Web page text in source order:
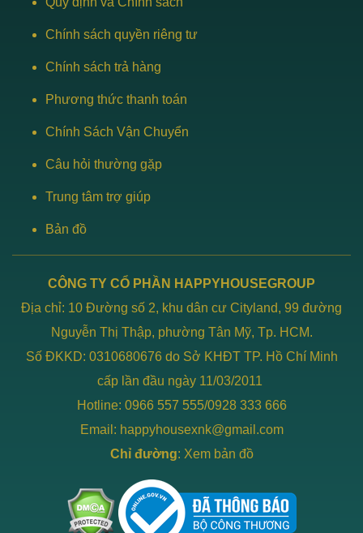
Chính sách quyền riêng tư
Chính sách trả hàng
Phương thức thanh toán
Chính Sách Vận Chuyển
Câu hỏi thường gặp
Trung tâm trợ giúp
Bản đồ
CÔNG TY CỔ PHẦN HAPPYHOUSEGROUP
Địa chỉ: 10 Đường số 2, khu dân cư Cityland, 99 đường
Nguyễn Thị Thập, phường Tân Mỹ, Tp. HCM.
Số ĐKKD: 0310680676 do Sở KHĐT TP. Hồ Chí Minh
cấp lần đầu ngày 11/03/2011
Hotline: 0966 557 555/0928 333 666
Email: happyhousexnk@gmail.com
Chỉ đường: Xem bản đồ